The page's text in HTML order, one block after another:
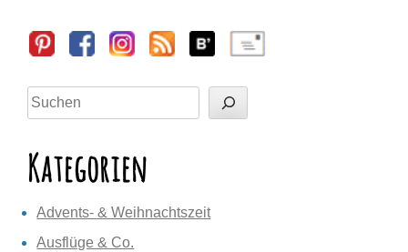
Sidebar
Suchen
Kategorien
Advents- & Weihnachtszeit
Ausflüge & Co.